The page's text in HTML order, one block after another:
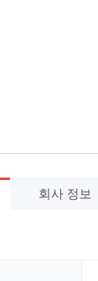
회사 정보